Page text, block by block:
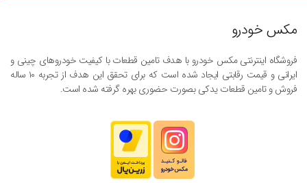
مکس خودرو
فروشگاه اینترنتی مکس خودرو با هدف تامین قطعات با کیفیت خودروهای چینی و
ایرانی و قیمت رقابتی ایجاد شده است که برای تحقق این هدف از تجربه ۱۰ ساله
فروش و تامین قطعات یدکی بصورت حضوری بهره گرفته شده است.